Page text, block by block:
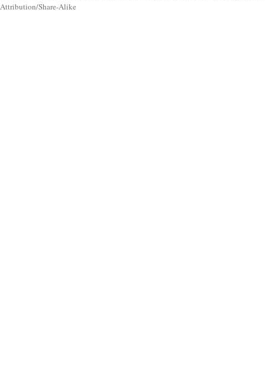
Attribution/Share-Alike